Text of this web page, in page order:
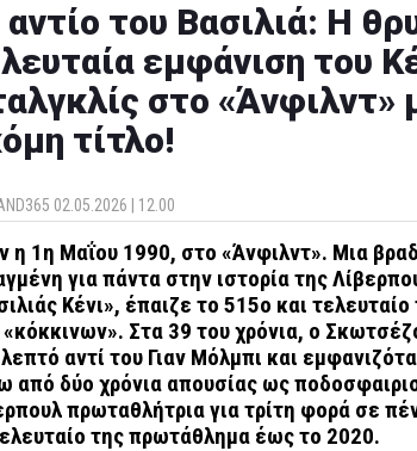
αντίο του Βασιλιά: Η
εμφάνιση του
στο «Άνφιλντ»
τίτλο!
02.05.2026 | 12.00
η 1η Μαΐου 1990, στο «Άνφιλντ». Μια
για πάντα στην ιστορία της
Κένι», έπαιζε το 515ο και
Στα 39 του χρόνια, ο
αντί του Γιαν Μόλμπι και
από δύο χρόνια απουσίας ως
πρωταθλήτρια για τρίτη φορά σε
της πρωτάθλημα έως το 2020.